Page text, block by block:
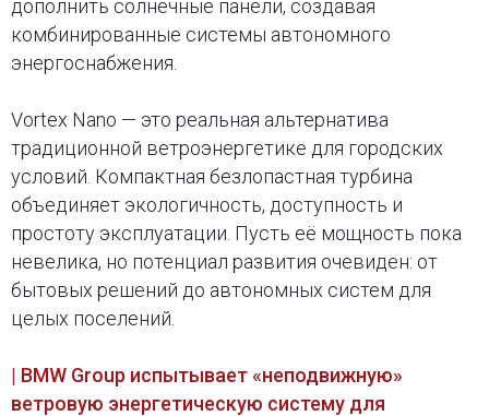
дополнить солнечные панели, создавая
комбинированные системы автономного
энергоснабжения.
Vortex Nano — это реальная альтернатива
традиционной ветроэнергетике для городских
условий. Компактная безлопастная турбина
объединяет экологичность, доступность и
простоту эксплуатации. Пусть её мощность пока
невелика, но потенциал развития очевиден: от
бытовых решений до автономных систем для
целых поселений.
| BMW Group испытывает «неподвижную»
ветровую энергетическую систему для